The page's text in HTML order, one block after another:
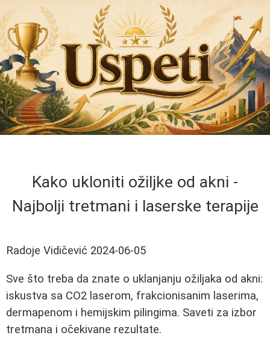
Kako ukloniti ožiljke od akni -
Najbolji tretmani i laserske terapije
Radoje Vidičević 2024-06-05
Sve što treba da znate o uklanjanju ožiljaka od akni:
iskustva sa CO2 laserom, frakcionisanim laserima,
dermapenom i hemijskim pilingima. Saveti za izbor
tretmana i očekivane rezultate.